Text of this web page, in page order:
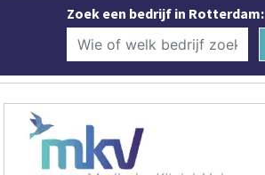
Zoek een bedrijf in Rotterdam: